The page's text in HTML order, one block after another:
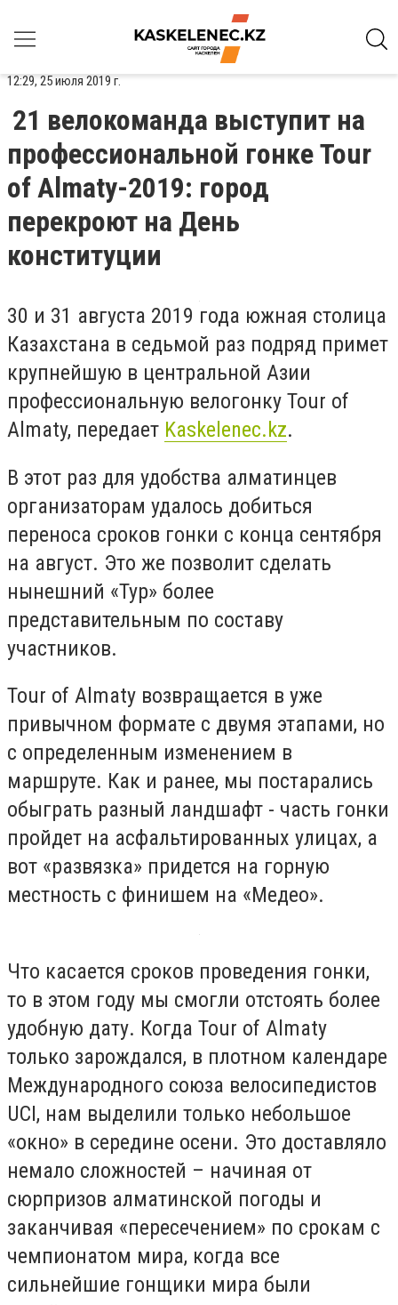
12:29, 25 июля 2019 г.
21 велокоманда выступит на
профессиональной гонке Tour
of Almaty-2019: город
перекроют на День
конституции
30 и 31 августа 2019 года южная столица
Казахстана в седьмой раз подряд примет
крупнейшую в центральной Азии
профессиональную велогонку Tour of
Almaty, передает Kaskelenec.kz.
В этот раз для удобства алматинцев
организаторам удалось добиться
переноса сроков гонки с конца сентября
на август. Это же позволит сделать
нынешний «Тур» более
представительным по составу
участников.
Tour of Almaty возвращается в уже
привычном формате с двумя этапами, но
с определенным изменением в
маршруте. Как и ранее, мы постарались
обыграть разный ландшафт - часть гонки
пройдет на асфальтированных улицах, а
вот «развязка» придется на горную
местность с финишем на «Медео».
Что касается сроков проведения гонки,
то в этом году мы смогли отстоять более
удобную дату. Когда Tour of Almaty
только зарождался, в плотном календаре
Международного союза велосипедистов
UCI, нам выделили только небольшое
«окно» в середине осени. Это доставляло
немало сложностей – начиная от
сюрпризов алматинской погоды и
заканчивая «пересечением» по срокам с
чемпионатом мира, когда все
сильнейшие гонщики мира были